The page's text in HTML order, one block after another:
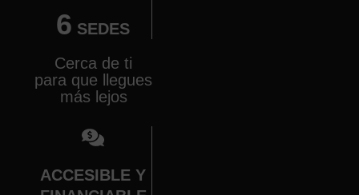
6 SEDES
Cerca de ti
para que llegues
más lejos
ACCESIBLE Y